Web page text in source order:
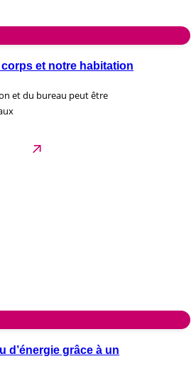
et notre habitation
et du bureau peut être
d’énergie grâce à un